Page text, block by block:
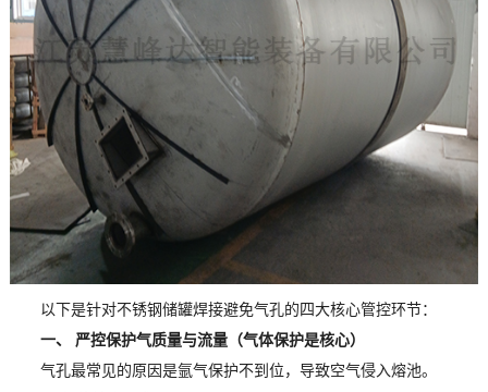
以下是针对不锈钢储罐焊接避免气孔的四大核心管控环节：
一、 严控保护气质量与流量（气体保护是核心）
气孔最常见的原因是氩气保护不到位，导致空气侵入熔池。